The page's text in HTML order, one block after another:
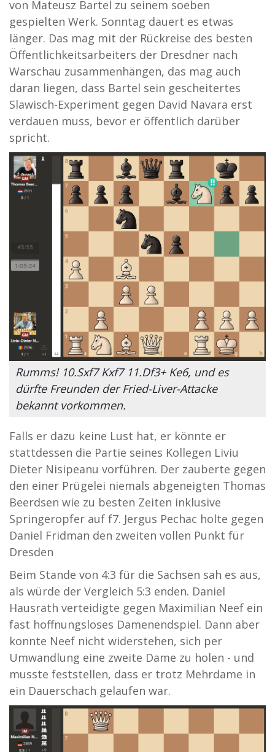
von Mateusz Bartel zu seinem soeben
gespielten Werk. Sonntag dauert es etwas
länger. Das mag mit der Rückreise des besten
Öffentlichkeitsarbeiters der Dresdner nach
Warschau zusammenhängen, das mag auch
daran liegen, dass Bartel sein gescheitertes
Slawisch-Experiment gegen David Navara erst
verdauen muss, bevor er öffentlich darüber
spricht.
Rumms! 10.Sxf7 Kxf7 11.Df3+ Ke6, und es
dürfte Freunden der Fried-Liver-Attacke
bekannt vorkommen.
Falls er dazu keine Lust hat, er könnte er
stattdessen die Partie seines Kollegen Liviu
Dieter Nisipeanu vorführen. Der zauberte gegen
den einer Prügelei niemals abgeneigten Thomas
Beerdsen wie zu besten Zeiten inklusive
Springeropfer auf f7. Jergus Pechac holte gegen
Daniel Fridman den zweiten vollen Punkt für
Dresden
Beim Stande von 4:3 für die Sachsen sah es aus,
als würde der Vergleich 5:3 enden. Daniel
Hausrath verteidigte gegen Maximilian Neef ein
fast hoffnungsloses Damenendspiel. Dann aber
konnte Neef nicht widerstehen, sich per
Umwandlung eine zweite Dame zu holen - und
musste feststellen, dass er trotz Mehrdame in
ein Dauerschach gelaufen war.